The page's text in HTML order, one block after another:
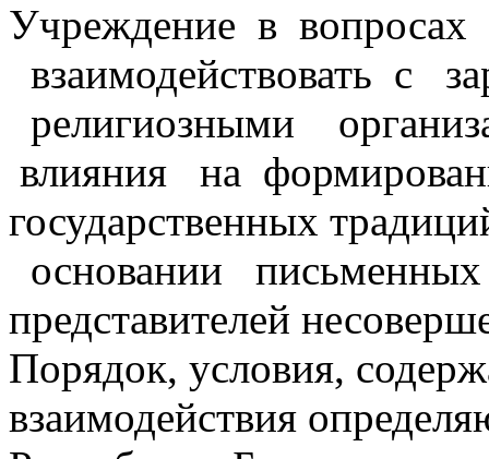
Учреждение в
взаимодействовать с
религиозными
влияния на
государственных
основании
представителей
Порядок, условия,
взаимодействия